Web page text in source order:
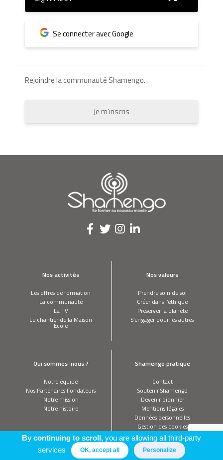
Se connecter avec Google
Rejoindre la communauté Shamengo.
Je m'inscris
Nos activités
Les offres de formation
La communauté
La TV
Le chantier de la Maison
École
Nos valeurs
Prendre soin de soi
Créer dans l’éthique
Préserver la planète
S’engager pour les autres
Qui sommes-nous ?
Notre équipe
Nos Partenaires Fondateurs
Notre mission
Notre histoire
Shamengo pratique
Contact
Soutenir Shamengo
Devenir pionnier
Mentions légales
Données personnelles
Gestion des cookies
By continuing to scroll,you are allowing all third-party
services
OK, accept all Personalize